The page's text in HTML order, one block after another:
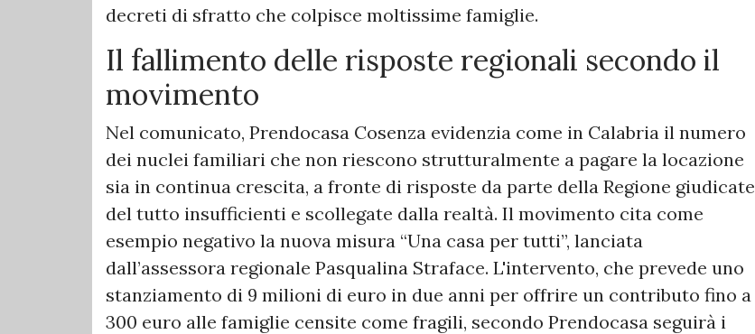
decreti di sfratto che colpisce moltissime famiglie.
Il fallimento delle risposte regionali secondo il
movimento
Nel comunicato, Prendocasa Cosenza evidenzia come in Calabria il numero
dei nuclei familiari che non riescono strutturalmente a pagare la locazione
sia in continua crescita, a fronte di risposte da parte della Regione giudicate
del tutto insufficienti e scollegate dalla realtà. Il movimento cita come
esempio negativo la nuova misura “Una casa per tutti”, lanciata
dall’assessora regionale Pasqualina Straface. L'intervento, che prevede uno
stanziamento di 9 milioni di euro in due anni per offrire un contributo fino a
300 euro alle famiglie censite come fragili, secondo Prendocasa seguirà i